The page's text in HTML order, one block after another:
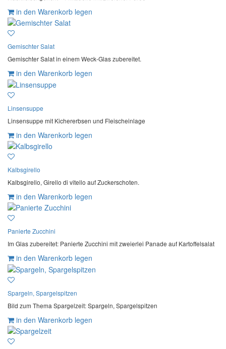
in den Warenkorb legen
Gemischter Salat
Gemischter Salat in einem Weck-Glas zubereitet.
in den Warenkorb legen
Linsensuppe
Linsensuppe mit Kichererbsen und Fleischeinlage
in den Warenkorb legen
Kalbsgirello
Kalbsgirello, Girello di vitello auf Zuckerschoten.
in den Warenkorb legen
Panierte Zucchini
Im Glas zubereitet: Panierte Zucchini mit zweierlei Panade auf Kartoffelsalat
in den Warenkorb legen
Spargeln, Spargelspitzen
Bild zum Thema Spargelzeit: Spargeln, Spargelspitzen
in den Warenkorb legen